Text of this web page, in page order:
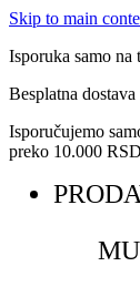
Skip to main
Isporuka samo
Besplatna
Isporučujemo
preko 10.000 RSD